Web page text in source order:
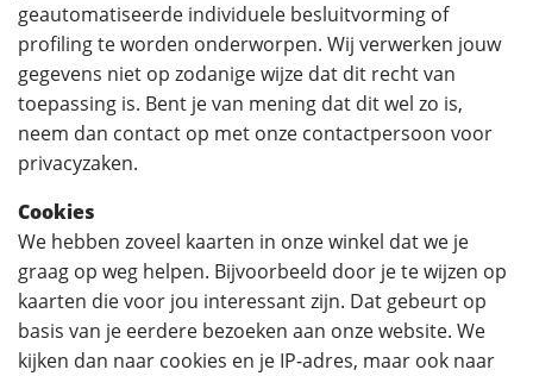
geautomatiseerde individuele besluitvorming of
profiling te worden onderworpen. Wij verwerken jouw
gegevens niet op zodanige wijze dat dit recht van
toepassing is. Bent je van mening dat dit wel zo is,
neem dan contact op met onze contactpersoon voor
privacyzaken.
Cookies
We hebben zoveel kaarten in onze winkel dat we je
graag op weg helpen. Bijvoorbeeld door je te wijzen op
kaarten die voor jou interessant zijn. Dat gebeurt op
basis van je eerdere bezoeken aan onze website. We
kijken dan naar cookies en je IP-adres, maar ook naar